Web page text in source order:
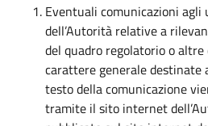
Eventuali comunicazioni
dell’Autorità relative a
del quadro regolatorio o
carattere generale
testo della comunicazione
tramite il sito internet